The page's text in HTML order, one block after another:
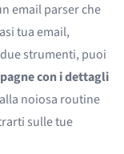
email parserche
tua email,
strumenti, puoi
con i dettagli
noiosa routine
sulle tue